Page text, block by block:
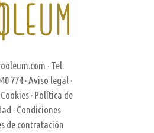
· Tel.
774 · Aviso legal ·
· Política de
· Condiciones
de contratación